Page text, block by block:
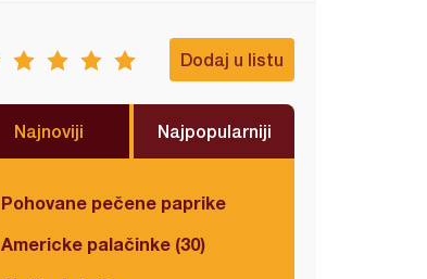
Dodaj u listu
Najnoviji Najpopularniji
Pohovane pečene paprike
Americke palačinke (30)